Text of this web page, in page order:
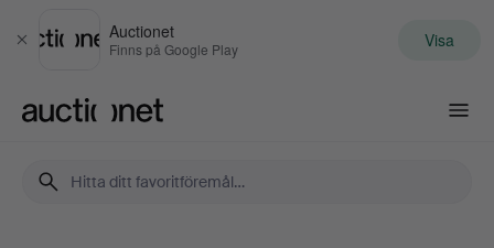
Stäng
Auctionet
Finns på Google Play Visa